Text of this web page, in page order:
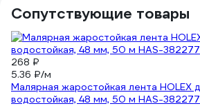
Сопутствующие товары
268 ₽
5.36 ₽/м
Малярная жаростойкая лента HOLEX
водостойкая, 48 мм, 50 м HAS-382277